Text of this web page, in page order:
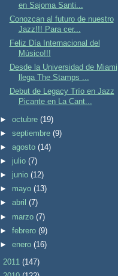
en Sajoma Santi...
Conozcan al futuro de nuestro
Jazz!!! Para cer...
Feliz Día Internacional del
Músico!!!
Desde la Universidad de Miami
llega The Stamps ...
Debut de Legacy Trío en Jazz
Picante en La Cant...
►octubre(19)
►septiembre(9)
►agosto(14)
► julio(7)
► junio(12)
► mayo(13)
►abril(7)
► marzo(7)
►febrero(9)
►enero(16)
2011 (147)